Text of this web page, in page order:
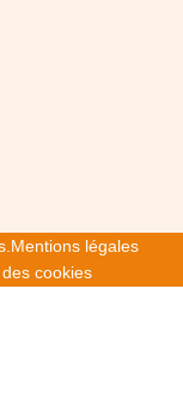
Mentions légales
cookies